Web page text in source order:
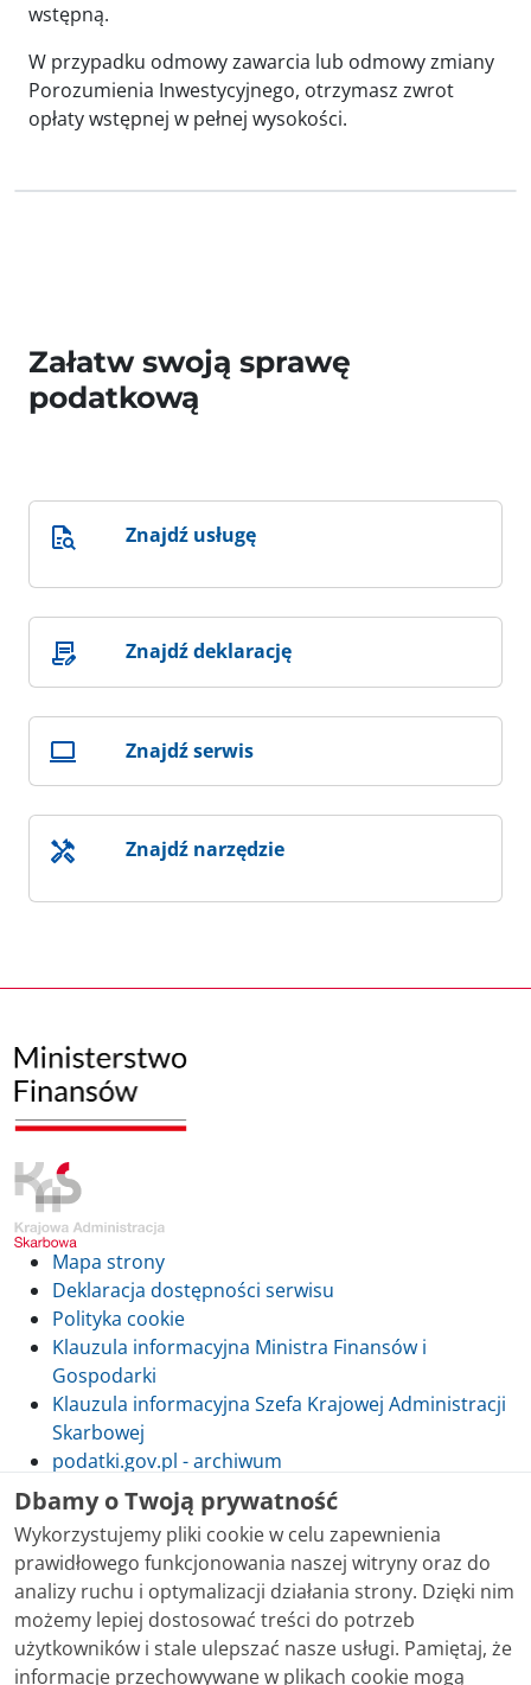
wstępną.
W przypadku odmowy zawarcia lub odmowy zmiany
Porozumienia Inwestycyjnego, otrzymasz zwrot
opłaty wstępnej w pełnej wysokości.
Załatw swoją sprawę
podatkową
Znajdź usługę
Znajdź deklarację
Znajdź serwis
Znajdź narzędzie
Mapa strony
Deklaracja dostępności serwisu
Polityka cookie
Klauzula informacyjna Ministra Finansów i
Gospodarki
Klauzula informacyjna Szefa Krajowej Administracji
Skarbowej
podatki.gov.pl - archiwum
Skontaktuj się z nami
Treści zamieszczone w serwisie udostępniamy
bezpłatnie. Korzystanie z treści opublikowanych w
Dbamy o Twoją prywatność
Wykorzystujemy pliki cookie w celu zapewnienia
prawidłowego funkcjonowania naszej witryny oraz do
analizy ruchu i optymalizacji działania strony. Dzięki nim
możemy lepiej dostosować treści do potrzeb
użytkowników i stale ulepszać nasze usługi. Pamiętaj, że
informacje przechowywane w plikach cookie mogą